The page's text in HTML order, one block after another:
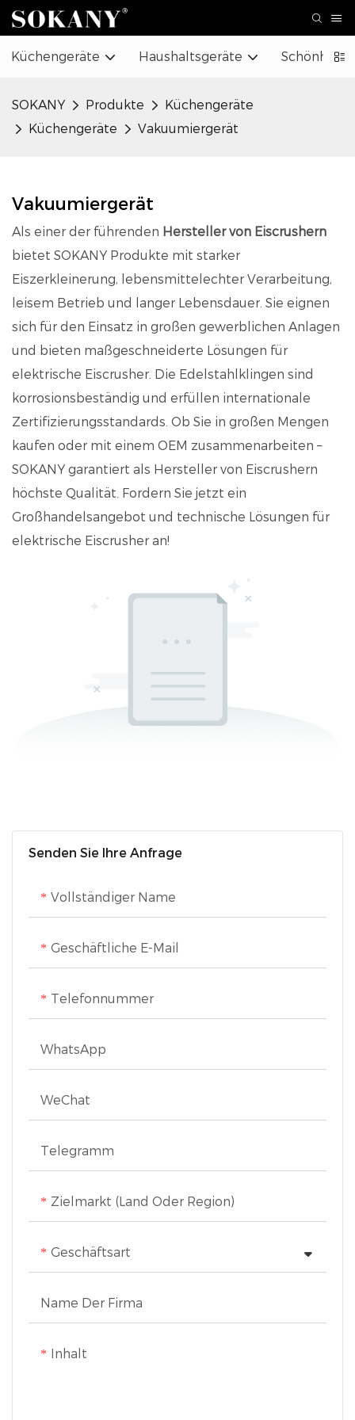
Küchengeräte Haushaltsgeräte Schönheit
SOKANY Produkte
Küchengeräte
Küchengeräte
Vakuumiergerät
Vakuumiergerät
Als einer der führenden Hersteller von Eiscrushern
bietet SOKANY Produkte mit starker
Eiszerkleinerung, lebensmittelechter Verarbeitung,
leisem Betrieb und langer Lebensdauer. Sie eignen
sich für den Einsatz in großen gewerblichen Anlagen
und bieten maßgeschneiderte Lösungen für
elektrische Eiscrusher. Die Edelstahlklingen sind
korrosionsbeständig und erfüllen internationale
Zertifizierungsstandards. Ob Sie in großen Mengen
kaufen oder mit einem OEM zusammenarbeiten –
SOKANY garantiert als Hersteller von Eiscrushern
höchste Qualität. Fordern Sie jetzt ein
Großhandelsangebot und technische Lösungen für
elektrische Eiscrusher an!
Senden Sie Ihre Anfrage
Vollständiger Name
Geschäftliche E-Mail
Telefonnummer
WhatsApp
WeChat
Telegramm
Zielmarkt (Land Oder Region)
Geschäftsart
Name Der Firma
Inhalt